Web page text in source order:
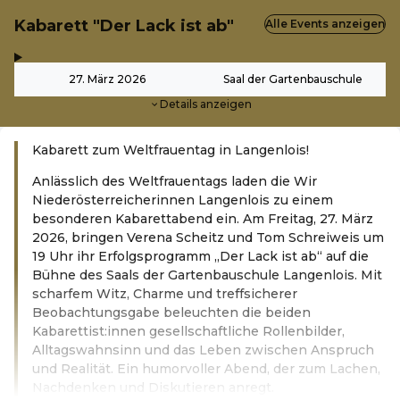
Kabarett "Der Lack ist ab"
27. März 2026 Saal der Gartenbauschule
Details anzeigen
Alle Events anzeigen
Kabarett zum Weltfrauentag in Langenlois!
Anlässlich des Weltfrauentags laden die Wir
Niederösterreicherinnen Langenlois zu einem
besonderen Kabarettabend ein. Am Freitag, 27. März
2026, bringen Verena Scheitz und Tom Schreiweis um
19 Uhr ihr Erfolgsprogramm „Der Lack ist ab“ auf die
Bühne des Saals der Gartenbauschule Langenlois. Mit
scharfem Witz, Charme und treffsicherer
Beobachtungsgabe beleuchten die beiden
Kabarettist:innen gesellschaftliche Rollenbilder,
Alltagswahnsinn und das Leben zwischen Anspruch
und Realität. Ein humorvoller Abend, der zum Lachen,
Nachdenken und Diskutieren anregt.